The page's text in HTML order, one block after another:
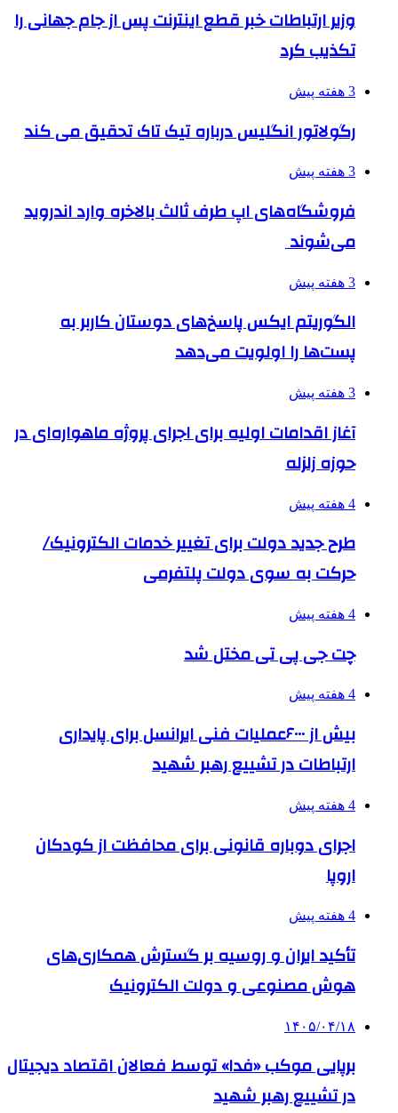
وزیر ارتباطات خبر قطع اینترنت پس از جام جهانی را
تکذیب کرد
3 هفته پیش
رگولاتور انگلیس درباره تیک تاک تحقیق می کند
3 هفته پیش
فروشگاه‌های اپ طرف ثالث بالاخره وارد اندروید
می‌شوند
3 هفته پیش
الگوریتم ایکس پاسخ‌های دوستان کاربر به
پست‌ها را اولویت می‌دهد
3 هفته پیش
آغاز اقدامات اولیه برای اجرای پروژه ماهواره‌ای در
حوزه زلزله
4 هفته پیش
طرح جدید دولت برای تغییر خدمات الکترونیک/
حرکت به سوی دولت پلتفرمی
4 هفته پیش
چت جی پی تی مختل شد
4 هفته پیش
بیش از ۶۰۰۰عملیات فنی ایرانسل برای پایداری
ارتباطات در تشییع رهبر شهید
4 هفته پیش
اجرای دوباره قانونی برای محافظت از کودکان
اروپا
4 هفته پیش
تأکید ایران و روسیه بر گسترش همکاری‌های
هوش مصنوعی و دولت الکترونیک
۱۴۰۵/۰۴/۱۸
برپایی موکب «فدا» توسط فعالان اقتصاد دیجیتال
در تشییع رهبر شهید